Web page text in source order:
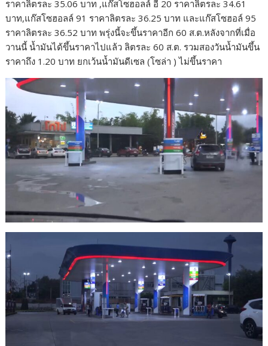
ราคาลิตรละ 35.06 บาท ,แก๊สโซฮอลล์ อี 20 ราคาลิตรละ 34.61
บาท,แก๊สโซฮอลล์ 91 ราคาลิตรละ 36.25 บาท และแก๊สโซฮอล์ 95
ราคาลิตรละ 36.52 บาท พรุ่งนี้จะขึ้นราคาอีก 60 ส.ต.หลังจากที่เมื่อ
วานนี้ น้ำมันได้ขึ้นราคาไปแล้ว ลิตรละ 60 ส.ต. รวมสองวันน้ำมันขึ้น
ราคาถึง 1.20 บาท ยกเว้นน้ำมันดีเซล (โซล่า ) ไม่ขึ้นราคา